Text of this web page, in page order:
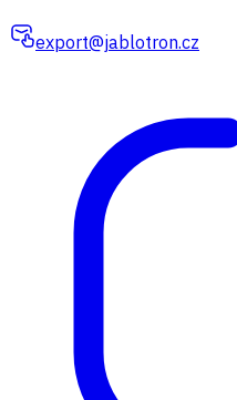
export@jablotron.cz